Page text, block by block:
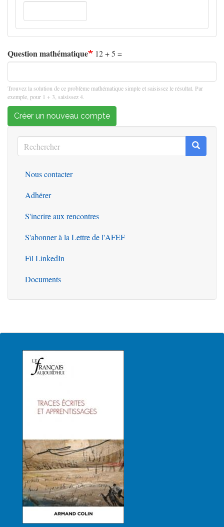
Question mathématique 12 + 5 =
Trouvez la solution de ce problème mathématique simple et saisissez le résultat. Par
exemple, pour 1 + 3, saisissez 4.
Créer un nouveau compte
Rechercher
Rechercher
Outils
Nous contacter
Adhérer
S'incrire aux rencontres
S'abonner à la Lettre de l'AFEF
Fil LinkedIn
Documents